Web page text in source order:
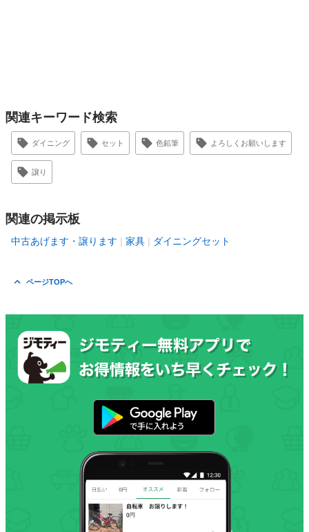
関連キーワード検索
ダイニング セット 色鉛筆 よろしくお願いします
譲り
関連の掲示板
中古あげます・譲ります 家具 ダイニングセット
ページTOPへ